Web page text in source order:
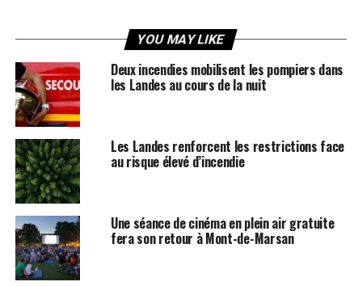
YOU MAY LIKE
Deux incendies mobilisent les pompiers dans
les Landes au cours de la nuit
Les Landes renforcent les restrictions face
au risque élevé d’incendie
Une séance de cinéma en plein air gratuite
fera son retour à Mont-de-Marsan